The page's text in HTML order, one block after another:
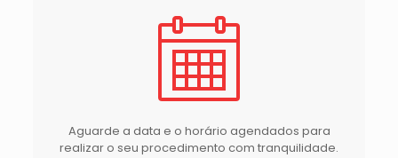
Aguarde a data e o horário agendados para
realizar o seu procedimento com tranquilidade.